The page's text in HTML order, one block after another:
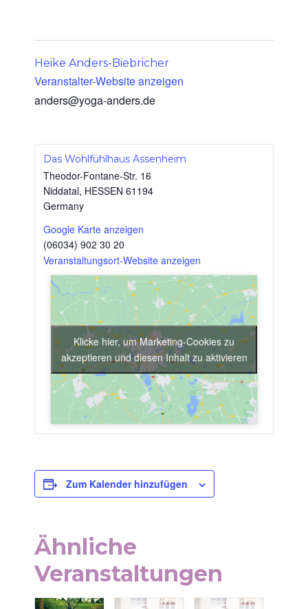
Heike Anders-Biebricher
Veranstalter-Website anzeigen
anders@yoga-anders.de
Das Wohlfühlhaus Assenheim
Theodor-Fontane-Str. 16
Niddatal, HESSEN 61194
Germany
Google Karte anzeigen
(06034) 902 30 20
Veranstaltungsort-Website anzeigen
Klicke hier, um Marketing-Cookies zu
akzeptieren und diesen Inhalt zu aktivieren
Zum Kalender hinzufügen
Ähnliche
Veranstaltungen